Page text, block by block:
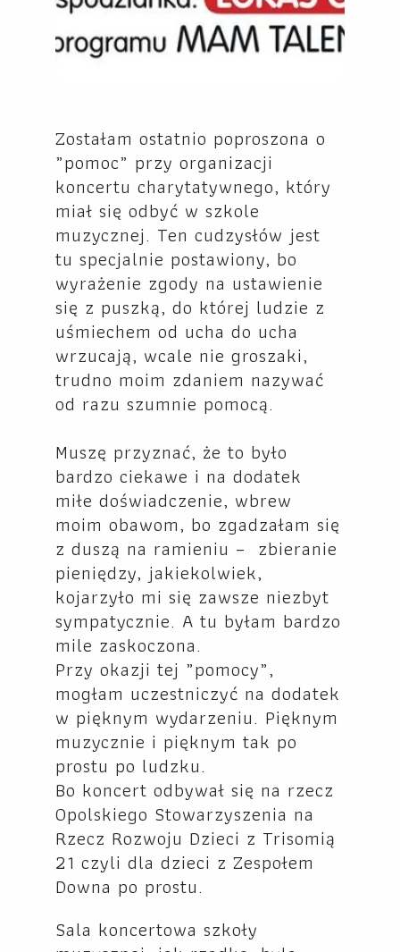
Zostałam ostatnio poproszona o
„pomoc” przy organizacji
koncertu charytatywnego, który
miał się odbyć w szkole
muzycznej. Ten cudzysłów jest
tu specjalnie postawiony, bo
wyrażenie zgody na ustawienie
się z puszką, do której ludzie z
uśmiechem od ucha do ucha
wrzucają, wcale nie groszaki,
trudno moim zdaniem nazywać
od razu szumnie pomocą.
Muszę przyznać, że to było
bardzo ciekawe i na dodatek
miłe doświadczenie, wbrew
moim obawom, bo zgadzałam się
z duszą na ramieniu – zbieranie
pieniędzy, jakiekolwiek,
kojarzyło mi się zawsze niezbyt
sympatycznie. A tu byłam bardzo
mile zaskoczona.
Przy okazji tej „pomocy”,
mogłam uczestniczyć na dodatek
w pięknym wydarzeniu. Pięknym
muzycznie i pięknym tak po
prostu po ludzku.
Bo koncert odbywał się na rzecz
Opolskiego Stowarzyszenia na
Rzecz Rozwoju Dzieci z Trisomią
21 czyli dla dzieci z Zespołem
Downa po prostu.
Sala koncertowa szkoły